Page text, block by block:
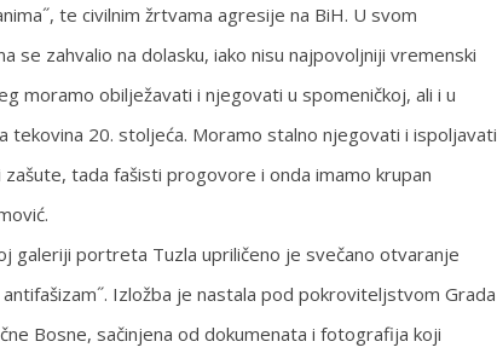
te civilnim žrtvama agresije na BiH. U svom
se zahvalio na dolasku, iako nisu najpovoljniji vremenski
moramo obilježavati i njegovati u spomeničkoj, ali i u
tekovina 20. stoljeća. Moramo stalno njegovati i ispoljavati
tada fašisti progovore i onda imamo krupan
galeriji portreta Tuzla upriličeno je svečano otvaranje
Izložba je nastala pod pokroviteljstvom Grada
Bosne, sačinjena od dokumenata i fotografija koji